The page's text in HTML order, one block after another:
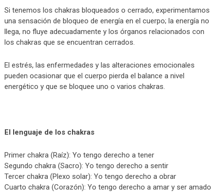
Si tenemos los chakras bloqueados o cerrado, experimentamos
una sensación de bloqueo de energía en el cuerpo; la energía no
llega, no fluye adecuadamente y los órganos relacionados con
los chakras que se encuentran cerrados.
El estrés, las enfermedades y las alteraciones emocionales
pueden ocasionar que el cuerpo pierda el balance a nivel
energético y que se bloquee uno o varios chakras.
El lenguaje de los chakras
Primer chakra (Raíz): Yo tengo derecho a tener
Segundo chakra (Sacro): Yo tengo derecho a sentir
Tercer chakra (Plexo solar): Yo tengo derecho a obrar
Cuarto chakra (Corazón): Yo tengo derecho a amar y ser amado